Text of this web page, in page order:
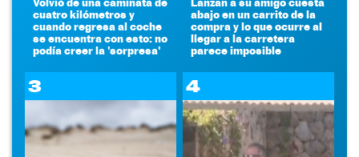
cuatro kilómetros y
cuando regresa al coche
se encuentra con esto: no
podía creer la 'sorpresa'
abajo en un carrito de la
compra y lo que ocurre al
llegar a la carretera
parece imposible
3 4